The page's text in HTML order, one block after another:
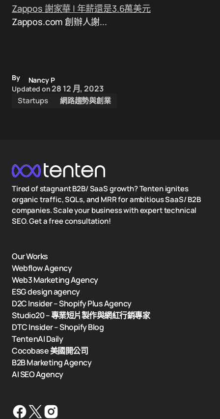
Zappos 謝家華 | 年薪還是3.6萬美元
Zappos.com 創辦人謝...
By
Nancy P
Updated on28 12 月, 2023
Startups 網路趨勢與創業
Tired of stagnant B2B/ SaaS growth? Tenten ignites
organic traffic, SQLs, and MRR for ambitious SaaS/ B2B
companies. Scale your business with expert technical
SEO. Get a free consultation!
Our Works
Webflow Agency
Web3 Marketing Agency
ESG design agency
D2C Insider – Shopify Plus Agency
Studio20 – 專業短片製作與網紅行銷專家
DTC Insider – Shopify Blog
TentenAI Daily
Cocobase 美國開公司
B2B Marketing Agency
AI SEO Agency